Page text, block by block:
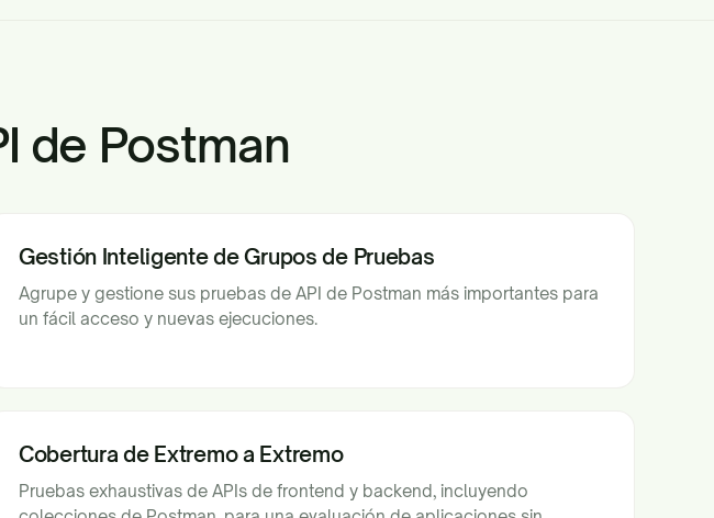
de Postman
Gestión Inteligente de Grupos de Pruebas
Agrupe y gestione sus pruebas de API de Postman más importantes para
un fácil acceso y nuevas ejecuciones.
Cobertura de Extremo a Extremo
Pruebas exhaustivas de APIs de frontend y backend, incluyendo